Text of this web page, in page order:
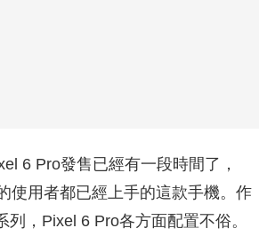
6 Pro發售已經有一段時間了，
使用者都已經上手的這款手機。作
列，Pixel 6 Pro各方面配置不俗。